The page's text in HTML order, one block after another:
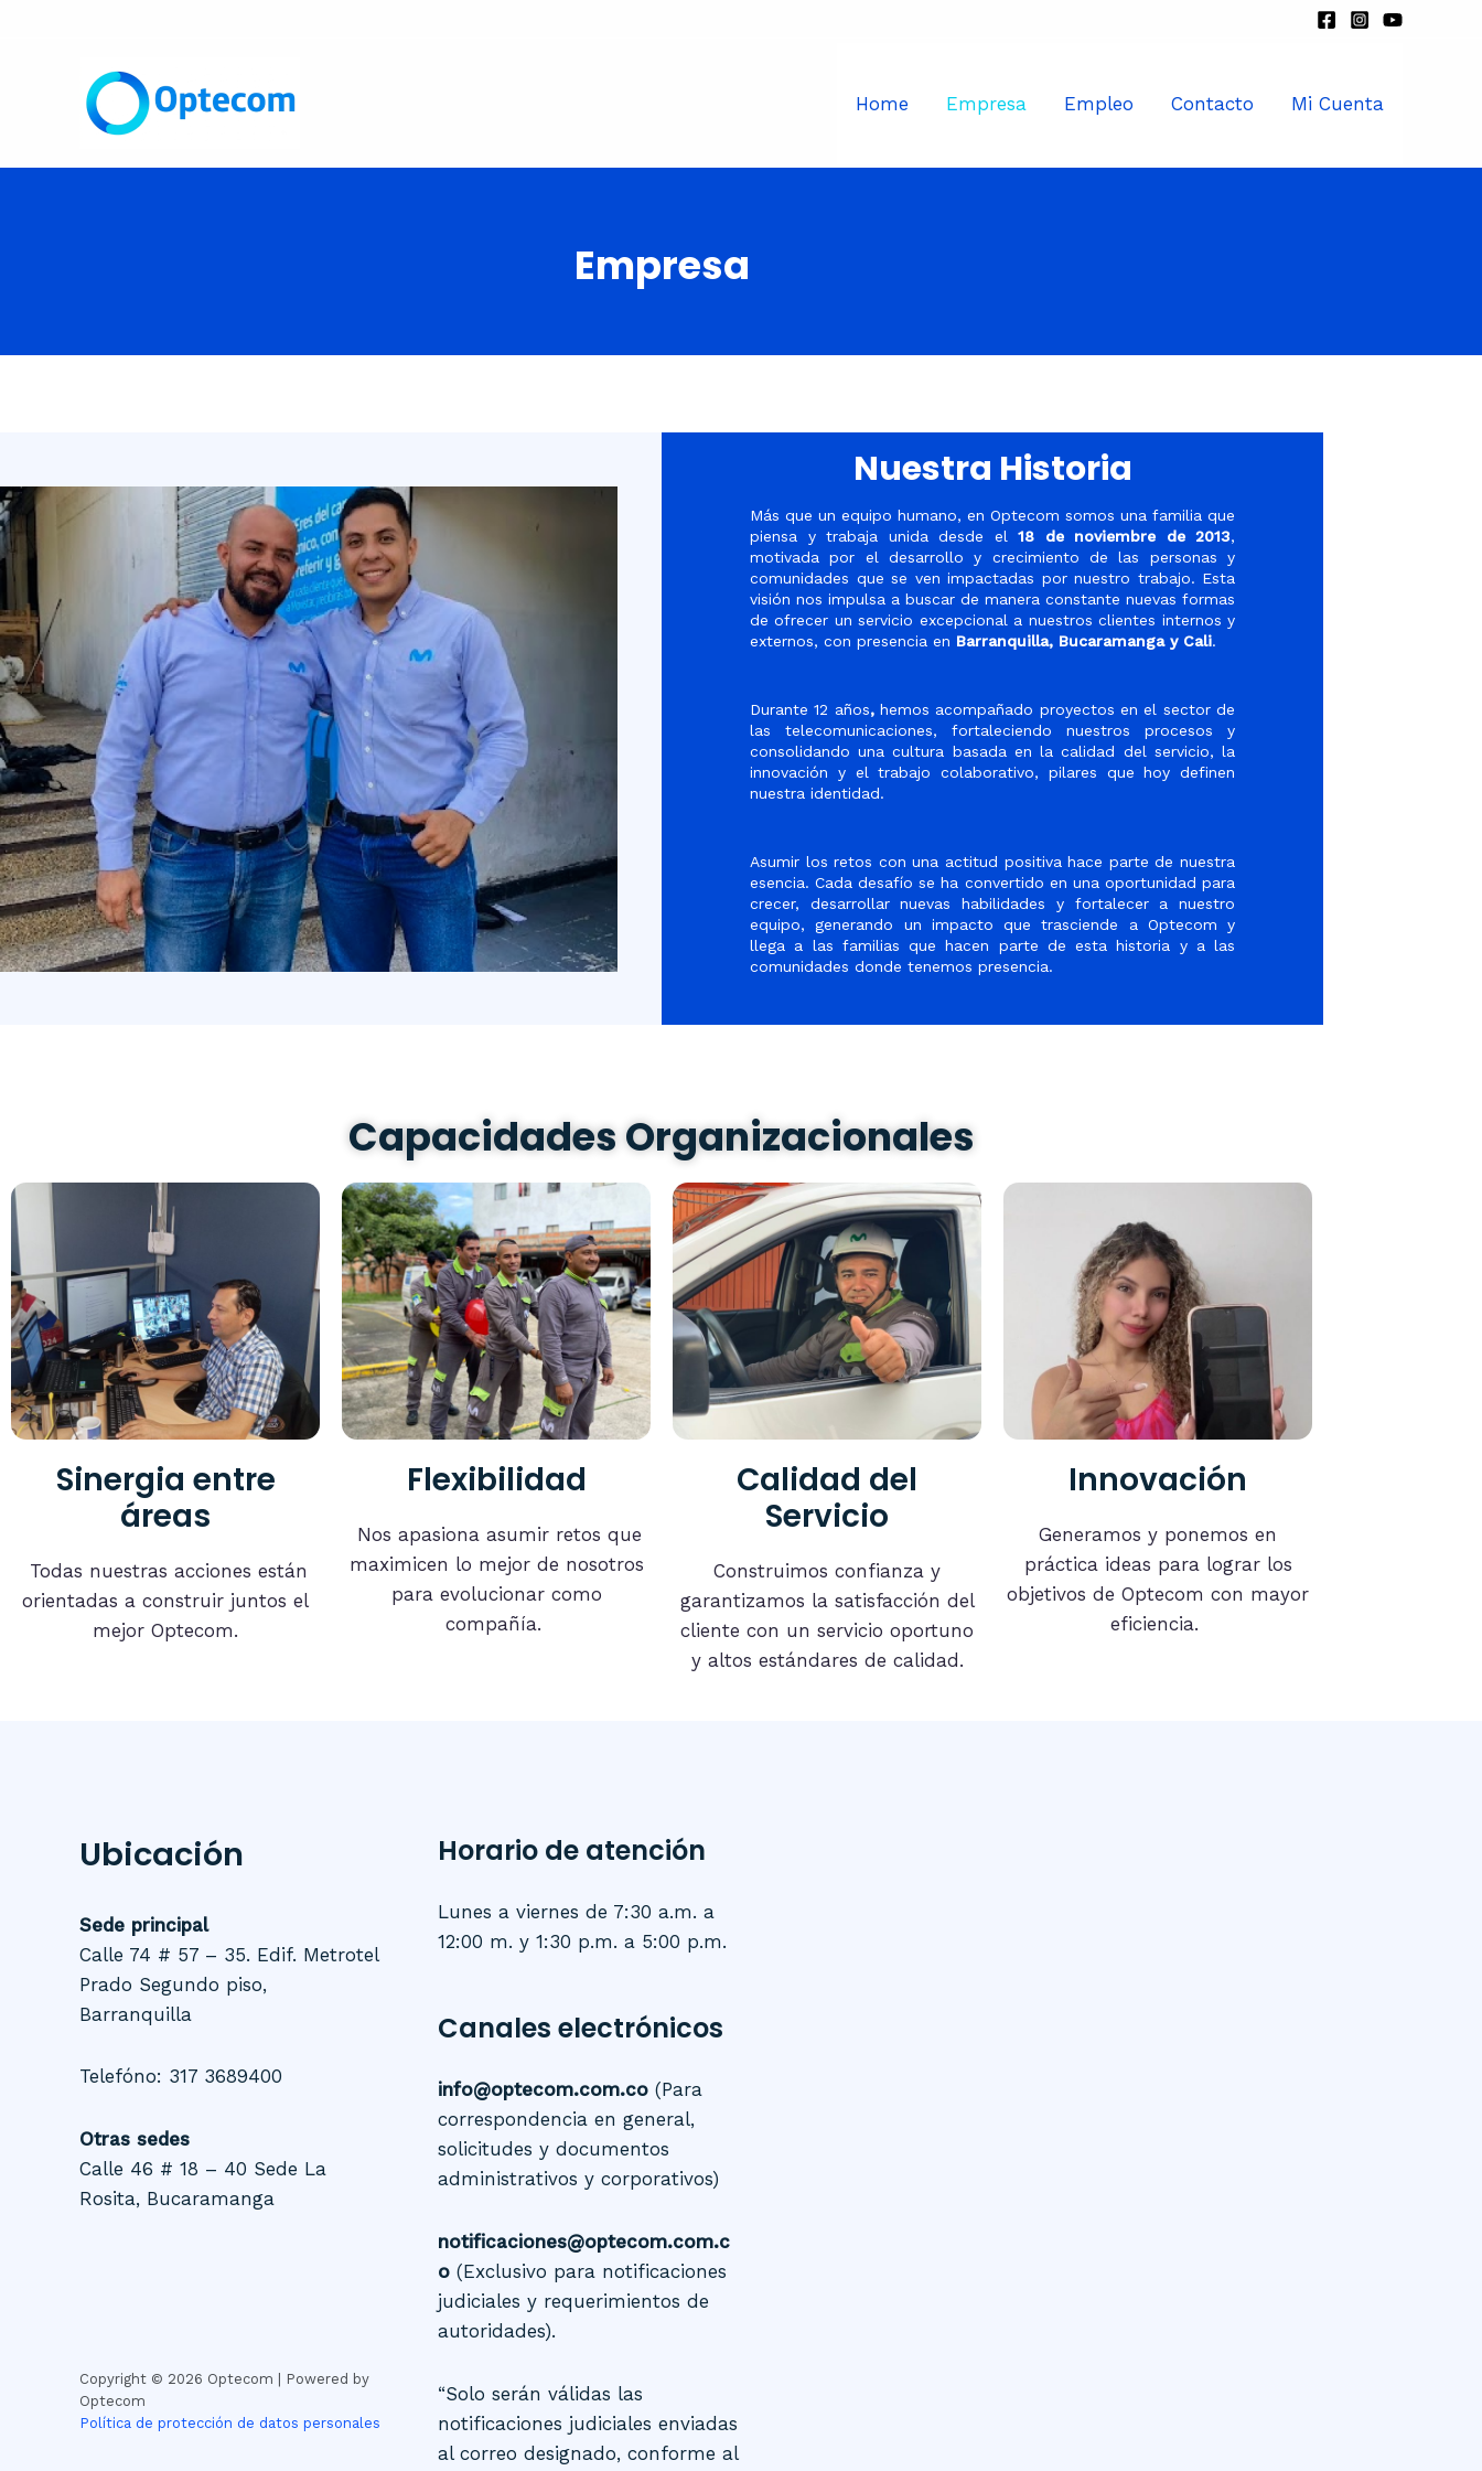
Home Empresa Empleo Contacto Mi Cuenta
Empresa
Nuestra Historia
Más que un equipo humano, en Optecom somos una familia que
piensa y trabaja unida desde el 18 de noviembre de 2013,
motivada por el desarrollo y crecimiento de las personas y
comunidades que se ven impactadas por nuestro trabajo. Esta
visión nos impulsa a buscar de manera constante nuevas formas
de ofrecer un servicio excepcional a nuestros clientes internos y
externos, con presencia en Barranquilla, Bucaramanga y Cali.
Durante12 años,hemos acompañado proyectos en el sector de
las telecomunicaciones, fortaleciendo nuestros procesos y
consolidando una cultura basada en lacalidad del servicio, la
innovación y eltrabajo colaborativo, pilares que hoy definen
nuestra identidad.
Asumir los retos con una actitud positiva hace parte de nuestra
esencia. Cada desafío se ha convertido en una oportunidad para
crecer, desarrollar nuevas habilidades y fortalecer a nuestro
equipo, generando un impacto que trasciende a Optecom y
llega a las familias que hacen parte de esta historia y a las
comunidades donde tenemos presencia.
Capacidades Organizacionales
Sinergia entre
áreas
Todas nuestras acciones están
orientadas a construir juntos el
mejor Optecom.
Flexibilidad
Nos apasiona asumir retos que
maximicen lo mejor de nosotros
para evolucionar como
compañía.
Calidad del
Servicio
Construimos confianza y
garantizamos la satisfacción del
cliente con un servicio oportuno
y altos estándares de calidad.
Innovación
Generamos y ponemos en
práctica ideas para lograr los
objetivos de Optecom con mayor
eficiencia.
Ubicación
Sede principal
Calle 74 # 57 – 35. Edif. Metrotel
Prado Segundo piso,
Barranquilla
Telefóno: 317 3689400
Otras sedes
Calle 46 # 18 – 40 Sede La
Rosita, Bucaramanga
Copyright © 2026 Optecom | Powered by
Optecom
Política de protección de datos personales
Horario de atención
Lunes a viernes de 7:30 a.m. a
12:00 m. y 1:30 p.m. a 5:00 p.m.
Canales electrónicos
info@optecom.com.co (Para
correspondencia en general,
solicitudes y documentos
administrativos y corporativos)
notificaciones@optecom.com.c
o (Exclusivo para notificaciones
judiciales y requerimientos de
autoridades).
“Solo serán válidas las
notificaciones judiciales enviadas
al correo designado, conforme al